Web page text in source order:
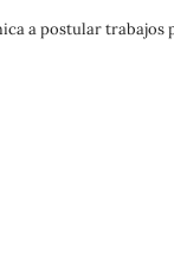
a postular